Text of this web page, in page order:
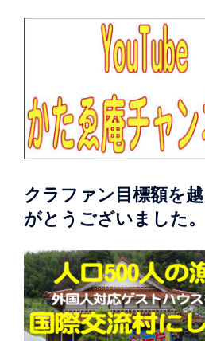
クラファン目標額を
がとうございました。